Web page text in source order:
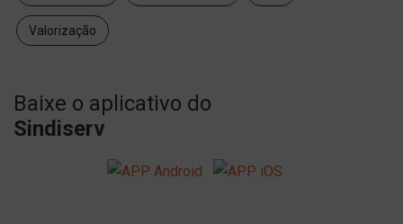
Valorização
Baixe o aplicativo do
Sindiserv